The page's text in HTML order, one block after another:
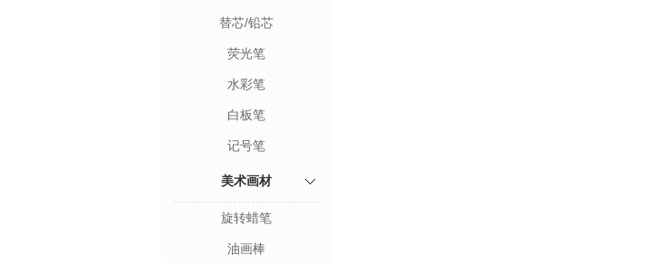
替芯/铅芯
荧光笔
水彩笔
白板笔
记号笔
美术画材
旋转蜡笔
油画棒